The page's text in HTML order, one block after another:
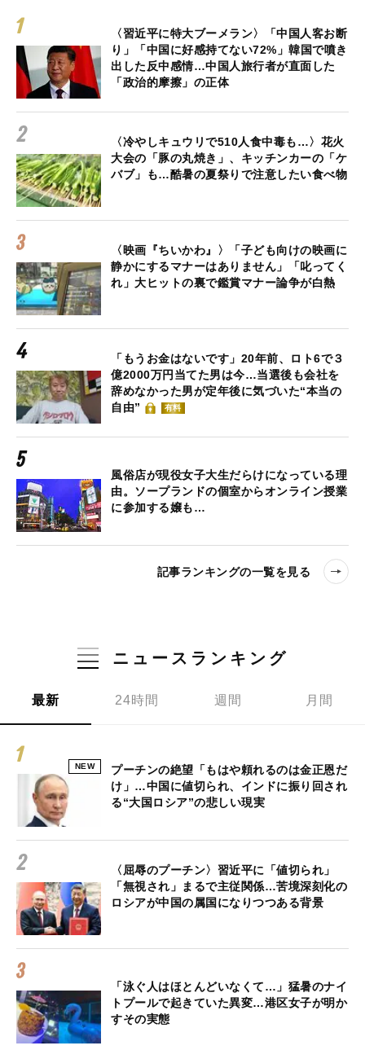
〈習近平に特大ブーメラン〉「中国人客お断
り」「中国に好感持てない72%」韓国で噴き
出した反中感情…中国人旅行者が直面した
「政治的摩擦」の正体
〈冷やしキュウリで510人食中毒も…〉花火
大会の「豚の丸焼き」、キッチンカーの「ケ
バブ」も…酷暑の夏祭りで注意したい食べ物
〈映画『ちいかわ』〉「子ども向けの映画に
静かにするマナーはありません」「叱ってく
れ」大ヒットの裏で鑑賞マナー論争が白熱
「もうお金はないです」20年前、ロト6で３
億2000万円当てた男は今…当選後も会社を
辞めなかった男が定年後に気づいた“本当の
自由”
有料
風俗店が現役女子大生だらけになっている理
由。ソープランドの個室からオンライン授業
に参加する嬢も…
記事ランキングの一覧を見る
ニュースランキング
最新 24時間 週間 月間
NEW
プーチンの絶望「もはや頼れるのは金正恩だ
け」…中国に値切られ、インドに振り回され
る“大国ロシア”の悲しい現実
〈屈辱のプーチン〉習近平に「値切られ」
「無視され」まるで主従関係…苦境深刻化の
ロシアが中国の属国になりつつある背景
「泳ぐ人はほとんどいなくて…」猛暑のナイ
トプールで起きていた異変…港区女子が明か
すその実態